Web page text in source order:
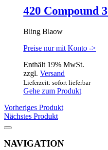
420 Compound
Bling Blaow
Preise nur mit Konto ->
Enthält 19% MwSt.
zzgl. Versand
Lieferzeit: sofort lieferbar
Gehe zum Produkt
Vorheriges Produkt
Nächstes Produkt
NAVIGATION